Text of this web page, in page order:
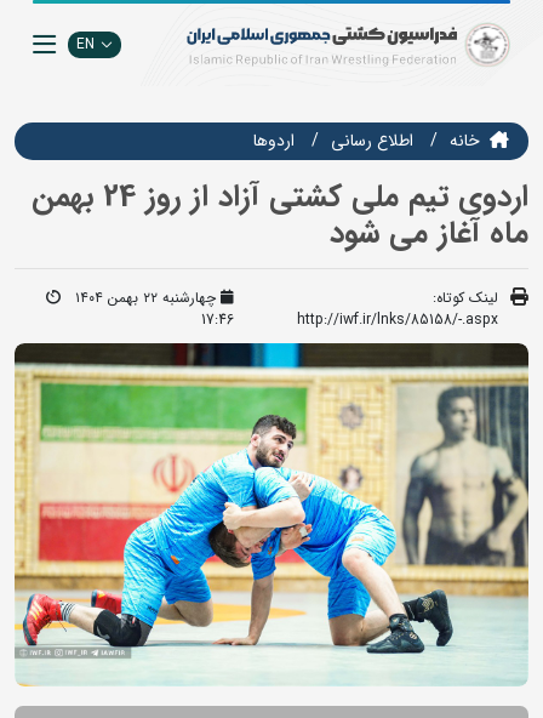
EN
خانه اطلاع رسانی اردوها
اردوی تیم ملی کشتی آزاد از روز 24 بهمن
ماه آغاز می شود
لینک کوتاه:
http://iwf.ir/lnks/85158/-.aspx
چهارشنبه ۲۲ بهمن ۱۴۰۴
17:46